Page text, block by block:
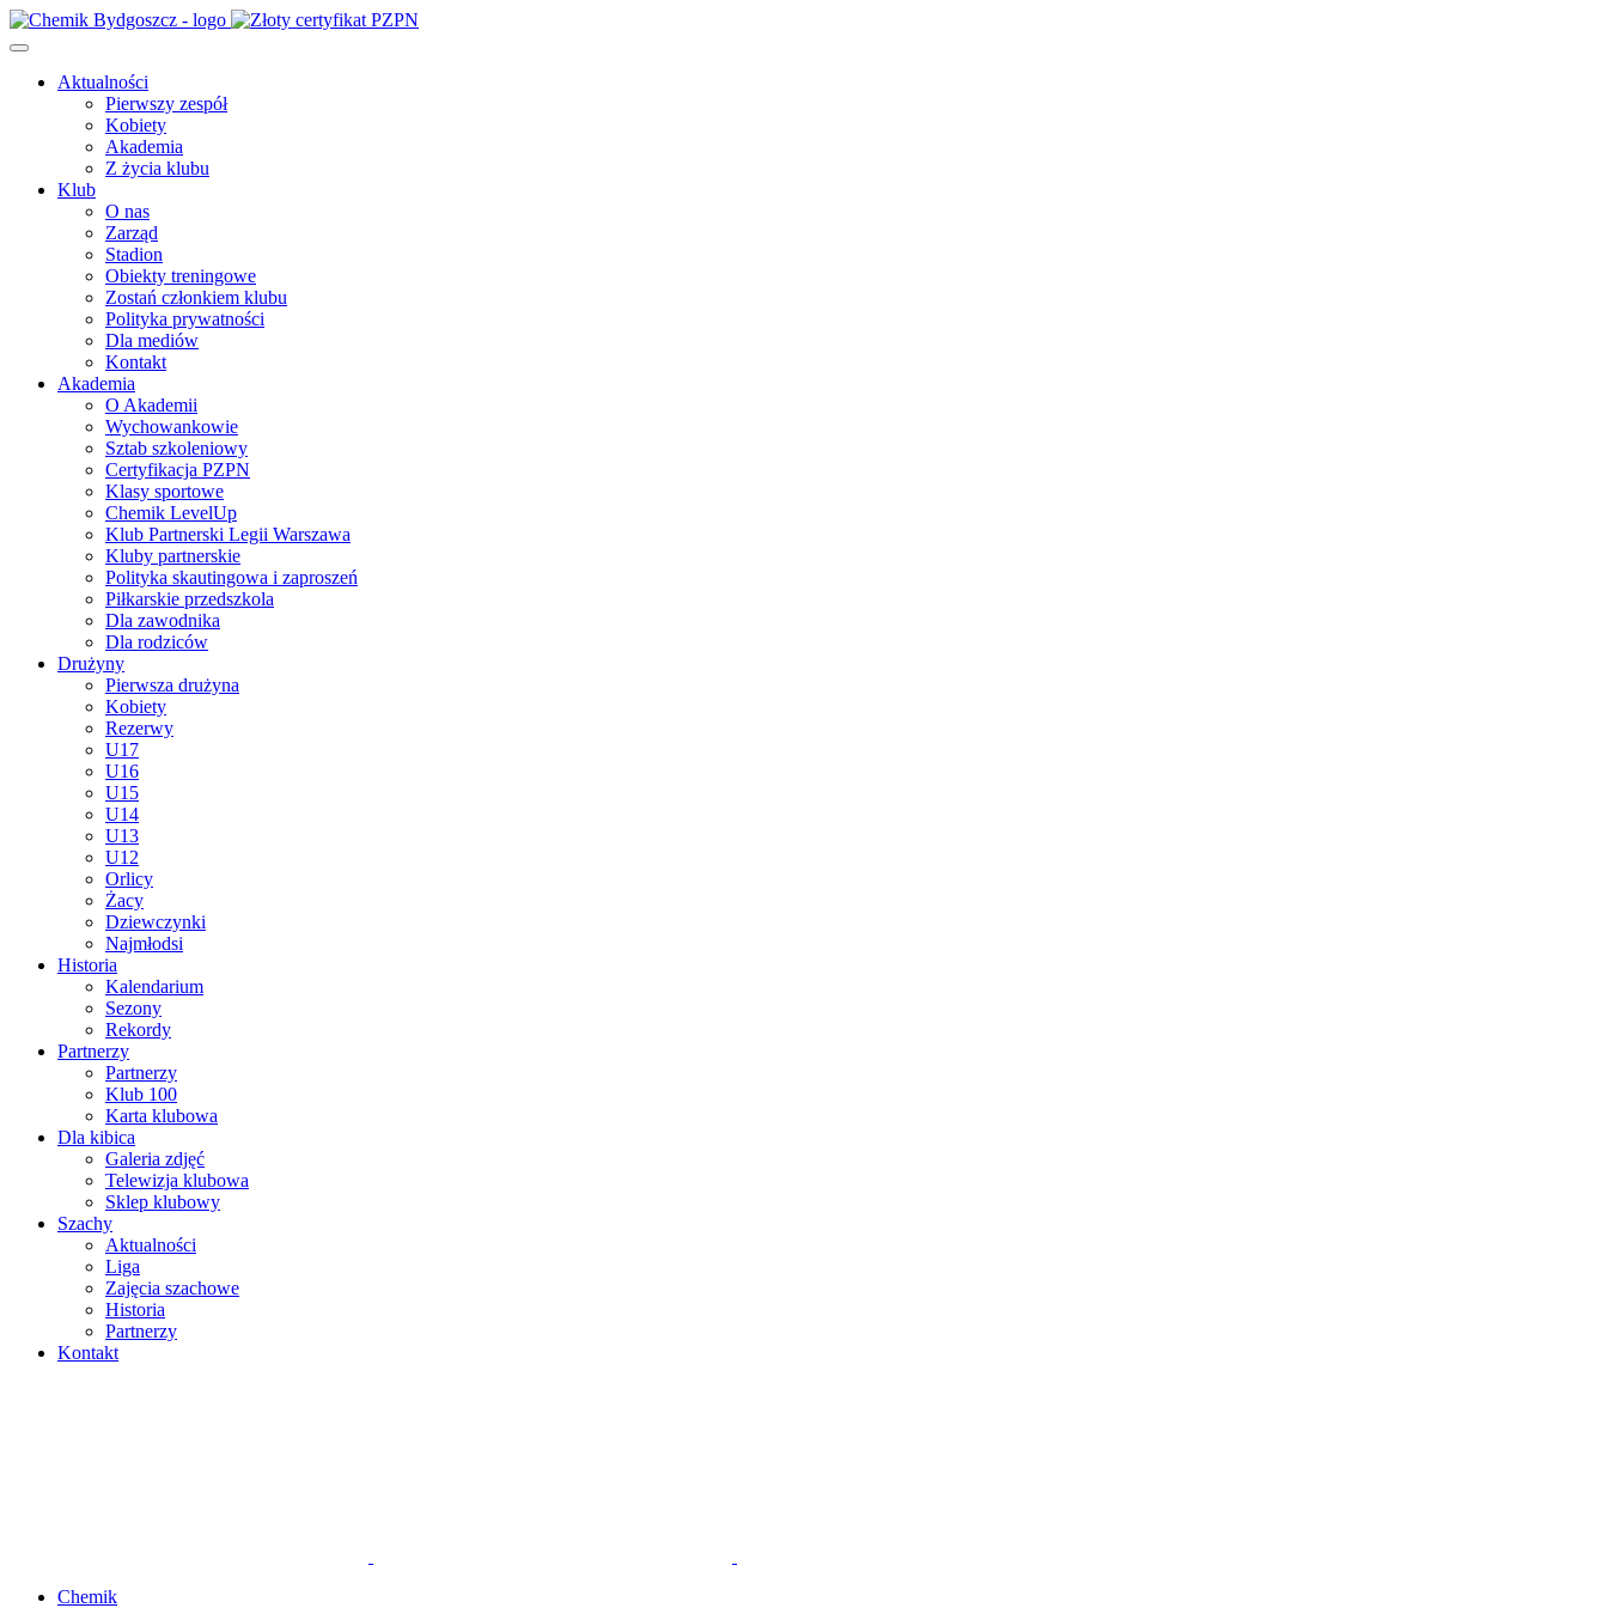
Aktualności
Pierwszy zespół
Kobiety
Akademia
Z życia klubu
Klub
O nas
Zarząd
Stadion
Obiekty treningowe
Zostań członkiem klubu
Polityka prywatności
Dla mediów
Kontakt
Akademia
O Akademii
Wychowankowie
Sztab szkoleniowy
Certyfikacja PZPN
Klasy sportowe
Chemik LevelUp
Klub Partnerski Legii Warszawa
Kluby partnerskie
Polityka skautingowa i zaproszeń
Piłkarskie przedszkola
Dla zawodnika
Dla rodziców
Drużyny
Pierwsza drużyna
Kobiety
Rezerwy
U17
U16
U15
U14
U13
U12
Orlicy
Żacy
Dziewczynki
Najmłodsi
Historia
Kalendarium
Sezony
Rekordy
Partnerzy
Partnerzy
Klub 100
Karta klubowa
Dla kibica
Galeria zdjęć
Telewizja klubowa
Sklep klubowy
Szachy
Aktualności
Liga
Zajęcia szachowe
Historia
Partnerzy
Kontakt
Chemik